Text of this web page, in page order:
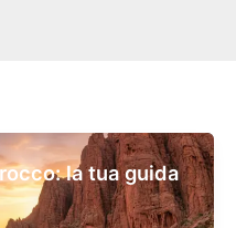
la tua guida